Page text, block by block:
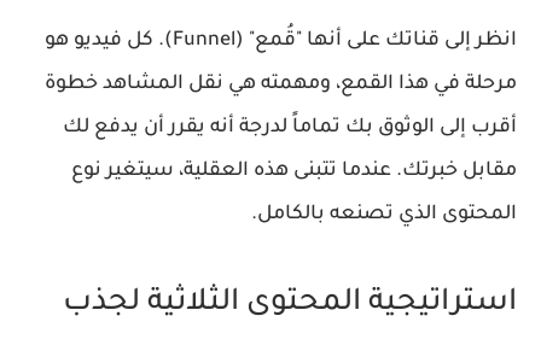
انظر إلى قناتك على أنها "قُمع" (Funnel). كل فيديو هو
مرحلة في هذا القمع، ومهمته هي نقل المشاهد خطوة
أقرب إلى الوثوق بك تماماً لدرجة أنه يقرر أن يدفع لك
مقابل خبرتك. عندما تتبنى هذه العقلية، سيتغير نوع
المحتوى الذي تصنعه بالكامل.
استراتيجية المحتوى الثلاثية لجذب